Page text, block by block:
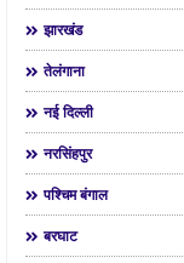
झारखंड
तेलंगाना
नई दिल्ली
नरसिंहपुर
पश्चिम बंगाल
बरघाट